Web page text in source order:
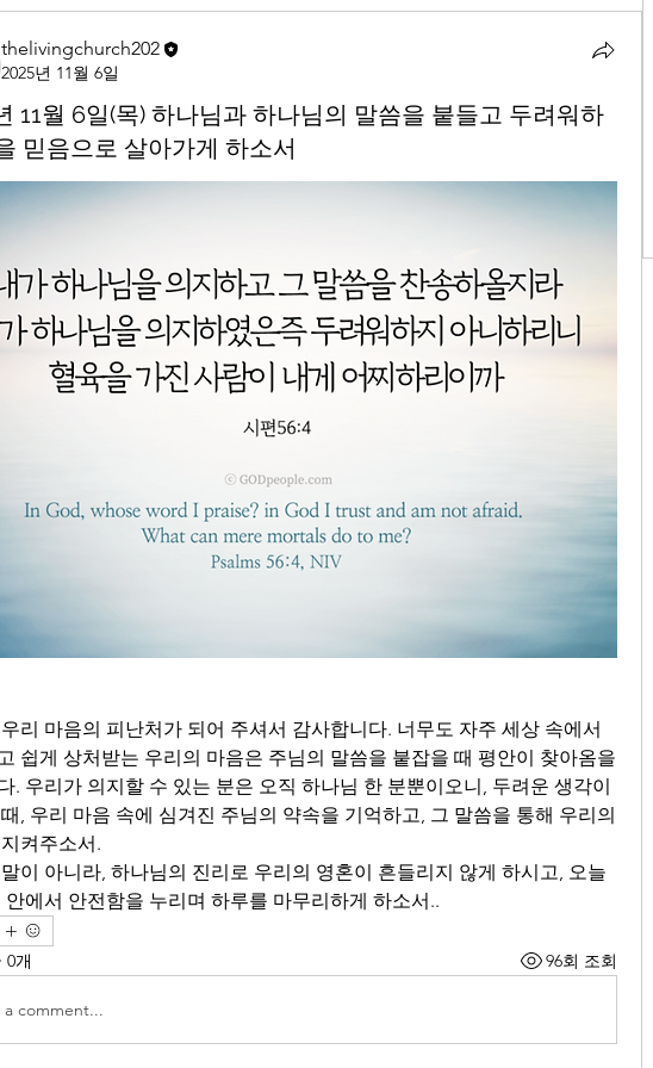
thelivingchurch202
2025년 11월 6일
11월 6일(목) 하나님과 하나님의 말씀을 붙들고 두려워하
믿음으로 살아가게 하소서
리 마음의 피난처가 되어 주셔서 감사합니다. 너무도 자주 세상 속에서
쉽게 상처받는 우리의 마음은 주님의 말씀을 붙잡을 때 평안이 찾아옴을
. 우리가 의지할 수 있는 분은 오직 하나님 한 분뿐이오니, 두려운 생각이
, 우리 마음 속에 심겨진 주님의 약속을 기억하고, 그 말씀을 통해 우리의
켜주소서.
이 아니라, 하나님의 진리로 우리의 영혼이 흔들리지 않게 하시고, 오늘
안에서 안전함을 누리며 하루를 마무리하게 하소서..
0개 96회 조회
comment...